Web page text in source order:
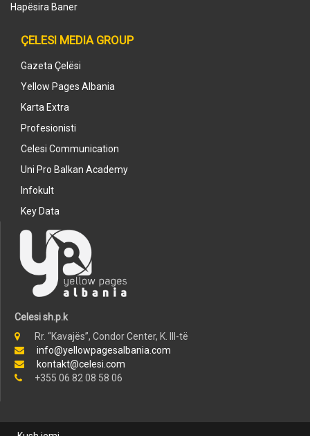
Hapësira Baner
ÇELESI MEDIA GROUP
Gazeta Çelësi
Yellow Pages Albania
Karta Extra
Profesionisti
Celesi Communication
Uni Pro Balkan Academy
Infokult
Key Data
Celesi sh.p.k
Rr. “Kavajës”, Condor Center, K. III-të
info@yellowpagesalbania.com
kontakt@celesi.com
+355 06 82 08 58 06